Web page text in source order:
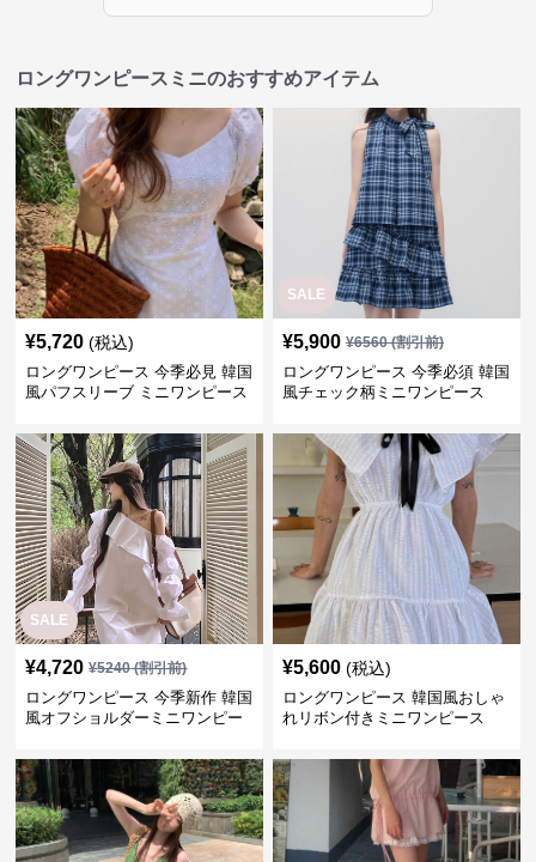
ロングワンピースミニのおすすめアイテム
¥5,720 (税込)
ロングワンピース 今季必見 韓国
風パフスリーブ ミニワンピース
SALE
¥5,900 ¥6560(割引前)
ロングワンピース 今季必須 韓国
風チェック柄ミニワンピース
SALE
¥4,720 ¥5240(割引前)
ロングワンピース 今季新作 韓国
風オフショルダーミニワンピー
¥5,600 (税込)
ロングワンピース 韓国風おしゃ
れリボン付きミニワンピース